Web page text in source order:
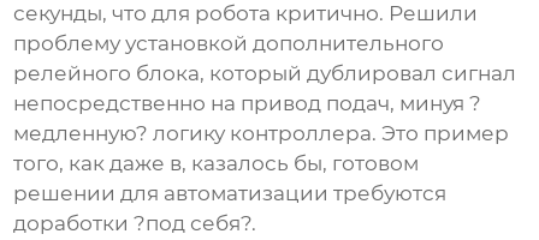
секунды, что для робота критично. Решили
проблему установкой дополнительного
релейного блока, который дублировал сигнал
непосредственно на привод подач, минуя ?
медленную? логику контроллера. Это пример
того, как даже в, казалось бы, готовом
решении для автоматизации требуются
доработки ?под себя?.